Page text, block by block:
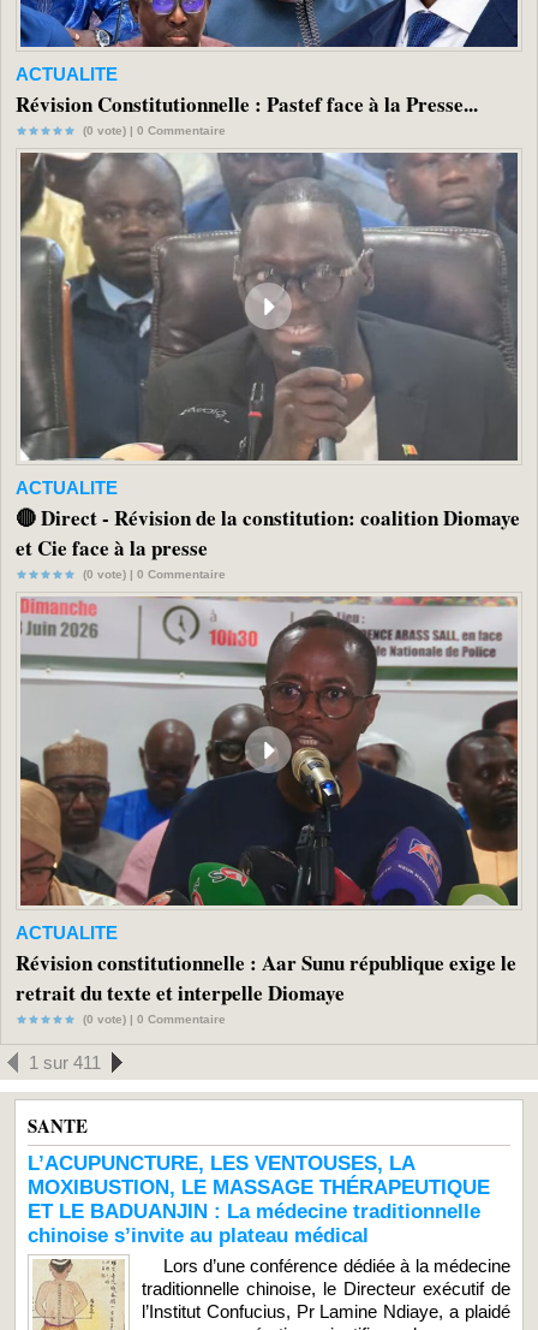
ACTUALITE
Révision Constitutionnelle : Pastef face à la Presse...
(0 vote) | 0 Commentaire
ACTUALITE
🔴 Direct - Révision de la constitution: coalition Diomaye
et Cie face à la presse
(0 vote) | 0 Commentaire
ACTUALITE
Révision constitutionnelle : Aar Sunu république exige le
retrait du texte et interpelle Diomaye
(0 vote) | 0 Commentaire
1 sur 411
SANTE
L’ACUPUNCTURE, LES VENTOUSES, LA
MOXIBUSTION, LE MASSAGE THÉRAPEUTIQUE
ET LE BADUANJIN : La médecine traditionnelle
chinoise s’invite au plateau médical
Lors d’une conférence dédiée à la médecine
traditionnelle chinoise, le Directeur exécutif de
l’Institut Confucius, Pr Lamine Ndiaye, a plaidé